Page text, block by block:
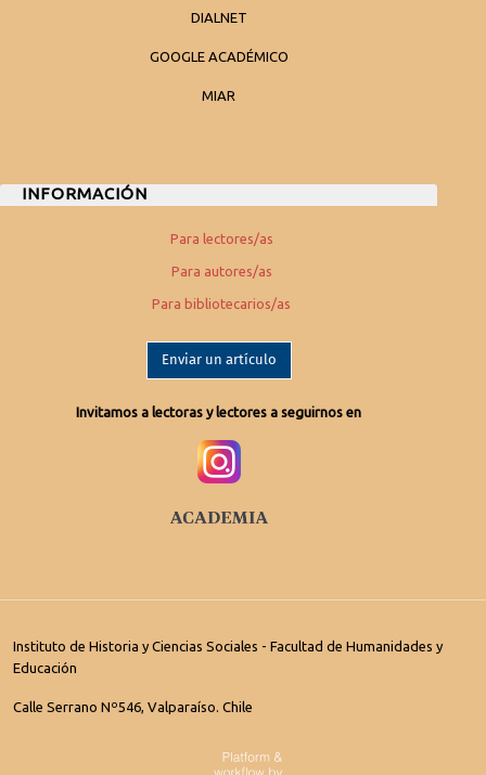
DIALNET
GOOGLE ACADÉMICO
MIAR
INFORMACIÓN
Para lectores/as
Para autores/as
Para bibliotecarios/as
Enviar un artículo
Invitamos a lectoras y lectores a seguirnos en
Instituto de Historia y Ciencias Sociales - Facultad de Humanidades y
Educación
Calle Serrano Nº546, Valparaíso. Chile